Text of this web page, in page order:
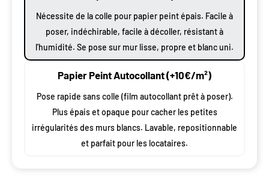
Nécessite de la colle pour papier peint épais. Facile à
poser, indéchirable, facile à décoller, résistant à
l'humidité. Se pose sur mur lisse, propre et blanc uni.
Papier Peint Autocollant (+10€/m²)
Pose rapide sans colle (film autocollant prêt à poser).
Plus épais et opaque pour cacher les petites
irrégularités des murs blancs. Lavable, repositionnable
et parfait pour les locataires.